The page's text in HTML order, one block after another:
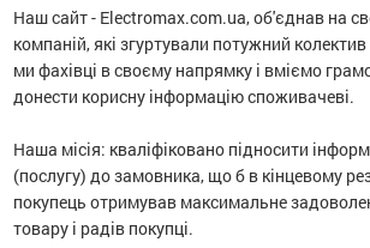
Наш сайт - Electromax.com.ua, об'єднав на
компаній, які згуртували потужний
ми фахівці в своєму напрямку і вміємо
донести корисну інформацію споживачеві.
Наша місія: кваліфіковано підносити
(послугу) до замовника, що б в кінцевому
покупець отримував максимальне
товару і радів покупці.